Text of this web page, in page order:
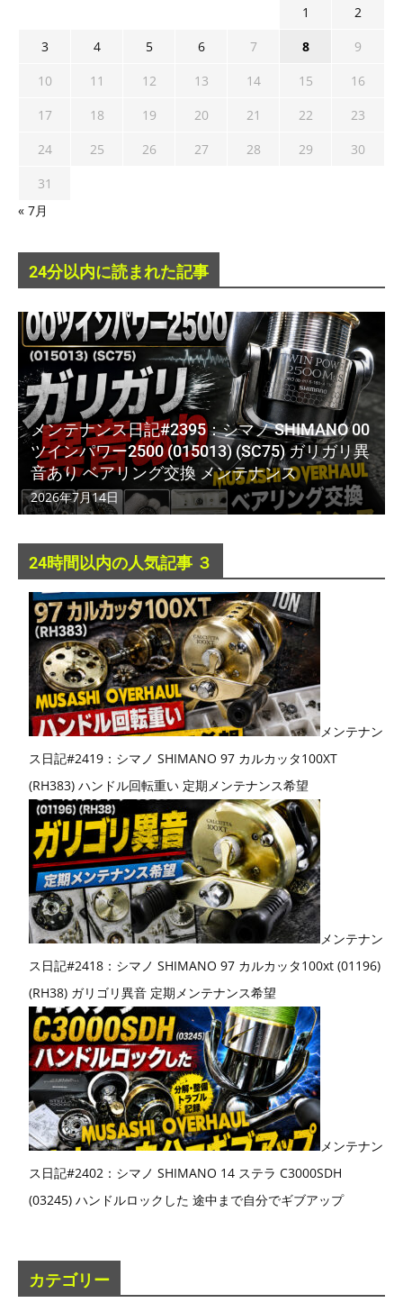
1
2
3
4 5 6 7 8
9
10
11 12 13 14 15
16
17
18 19 20 21 22
23
24
25 26 27 28 29
30
31
« 7月
24分以内に読まれた記事
メンテナンス日記#2395：シマノ SHIMANO 00
ツインパワー2500 (015013) (SC75) ガリガリ異
音あり ベアリング交換 メンテナンス
2026年7月14日
24時間以内の人気記事 ３
メンテナン
ス日記#2419：シマノ SHIMANO 97 カルカッタ100XT
(RH383) ハンドル回転重い 定期メンテナンス希望
メンテナン
ス日記#2418：シマノ SHIMANO 97 カルカッタ100xt (01196)
(RH38) ガリゴリ異音 定期メンテナンス希望
メンテナン
ス日記#2402：シマノ SHIMANO 14 ステラ C3000SDH
(03245) ハンドルロックした 途中まで自分でギブアップ
カテゴリー